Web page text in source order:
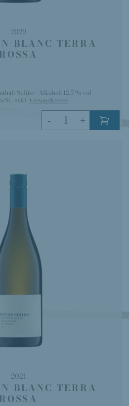
2022
BLANC TERRA
ROSSA
Sulfite Alkohol: 12,5 % vol
, exkl. Versandkosten
- +
2021
BLANC TERRA
ROSSA